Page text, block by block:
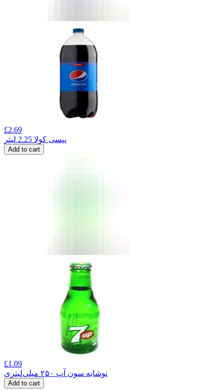
£2.69
پپسی کولا 2.25 لیتر
Add to cart
£1.09
نوشابه سون آپ ۲۵۰ میلی‌لیتری
Add to cart